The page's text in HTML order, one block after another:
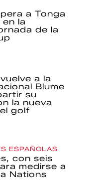
a Tonga
la
de la
a la
Blume
su
la nueva
golf
ESPAÑOLAS
con seis
medirse a
Nations